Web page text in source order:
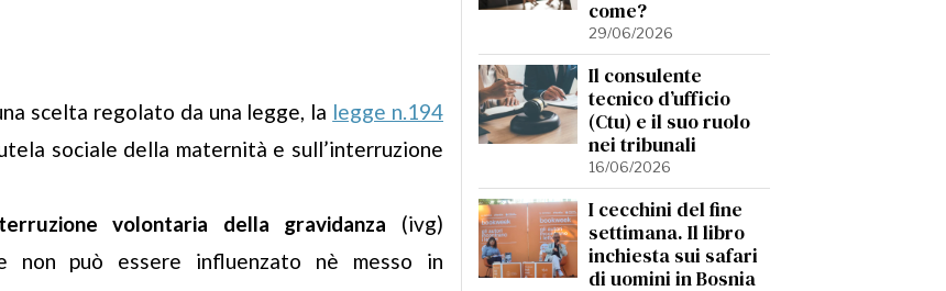
scelta regolato da una legge, la legge n.194
sociale della maternità e sull’interruzione
volontaria della gravidanza (ivg)
non può essere influenzato nè messo in
come?
29/06/2026
Il consulente
tecnico d’ufficio
(Ctu) e il suo ruolo
nei tribunali
16/06/2026
I cecchini del fine
settimana. Il libro
inchiesta sui safari
di uomini in Bosnia